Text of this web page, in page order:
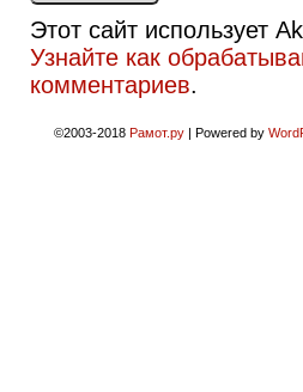
Этот сайт использует
Узнайте как
комментариев.
©2003-2018 Рамот.ру | Powered by